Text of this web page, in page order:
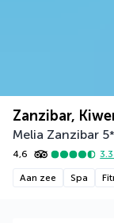
Zanzibar,
Melia Zanzibar 5*
4,6
Aan zee Spa